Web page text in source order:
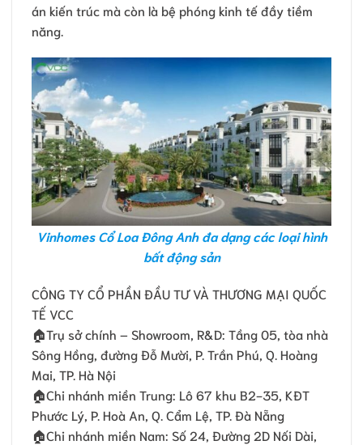
án kiến trúc mà còn là bệ phóng kinh tế đầy tiềm
năng.
Vinhomes Cổ Loa Đông Anh đa dạng các loại hình
bất động sản
CÔNG TY CỔ PHẦN ĐẦU TƯ VÀ THƯƠNG MẠI QUỐC
TẾ VCC
🏠Trụ sở chính – Showroom, R&D: Tầng 05, tòa nhà
Sông Hồng, đường Đỗ Mười, P. Trần Phú, Q. Hoàng
Mai, TP. Hà Nội
🏠Chi nhánh miền Trung: Lô 67 khu B2-35, KĐT
Phước Lý, P. Hoà An, Q. Cẩm Lệ, TP. Đà Nẵng
🏠Chi nhánh miền Nam: Số 24, Ðường 2D Nối Dài,